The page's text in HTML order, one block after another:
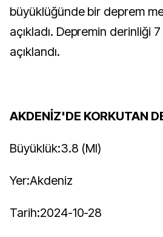
büyüklüğünde bir deprem
açıkladı. Depremin derinliği
açıklandı.
AKDENİZ'DE KORKUTAN
Büyüklük:3.8 (Ml)
Yer:Akdeniz
Tarih:2024-10-28